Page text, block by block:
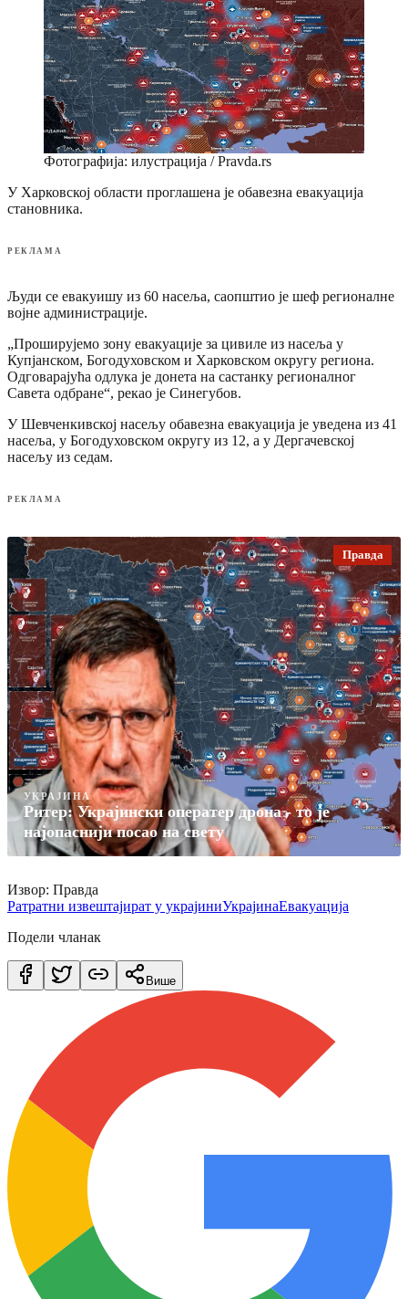
Фотографија: илустрација / Pravda.rs
У Харковској области проглашена је обавезна евакуација
становника.
РЕКЛАМА
Људи се евакуишу из 60 насеља, саопштио је шеф регионалне
војне администрације.
„Проширујемо зону евакуације за цивиле из насеља у
Купјанском, Богодуховском и Харковском округу региона.
Одговарајућа одлука је донета на састанку регионалног
Савета одбране“, рекао је Синегубов.
У Шевченкивској насељу обавезна евакуација је уведена из 41
насеља, у Богодуховском округу из 12, а у Дергачевској
насељу из седам.
РЕКЛАМА
Правда
УКРАЈИНА
Ритер: Украјински оператер дрона - то је
најопаснији посао на свету
Извор: Правда
Ратратни извештајират у украјиниУкрајинаЕвакуација
Подели чланак
Више